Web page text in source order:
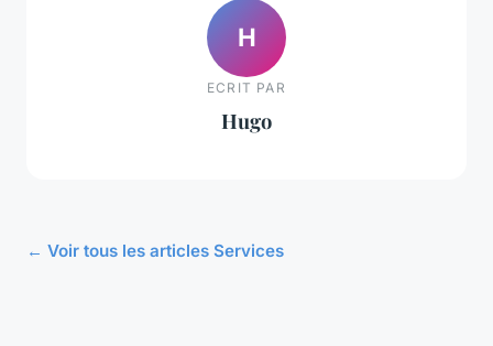
H
ECRIT PAR
Hugo
← Voir tous les articles Services